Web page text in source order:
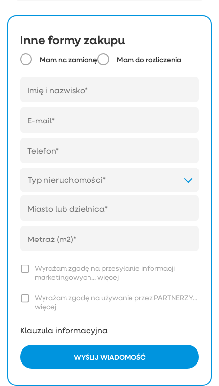
Inne formy zakupu
Mam na zamianę Mam do rozliczenia
Typ nieruchomości*
Wyrażam zgodę na przesyłanie informacji
marketingowych...więcej
Wyrażam zgodę na używanie przez PARTNERZY...
więcej
Klauzula informacyjna
WYŚLIJ WIADOMOŚĆ